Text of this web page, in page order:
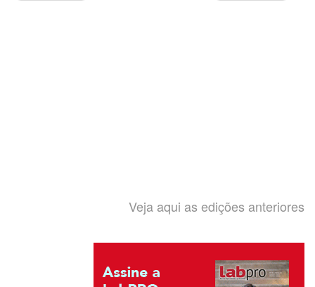
Veja aqui as edições anteriores